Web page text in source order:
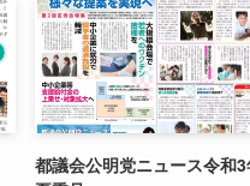
都議会公明党ニュース令和